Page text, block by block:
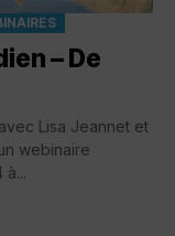
– De
Lisa Jeannet et
webinaire